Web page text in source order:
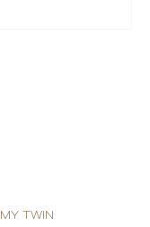
TWIN